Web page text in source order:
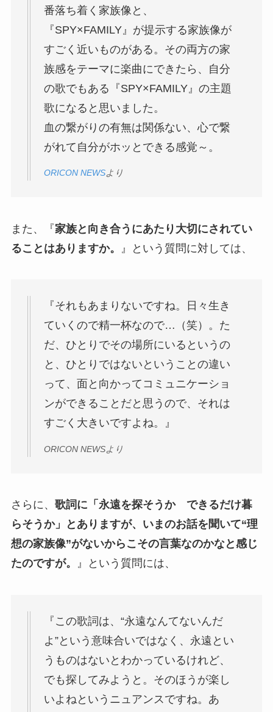
番落ち着く家族像と、
『SPY×FAMILY』が提示する家族像が
すごく近いものがある。その両方の家
族感をテーマに楽曲にできたら、自分
の歌でもある『SPY×FAMILY』の主題
歌になると思いました。
血の繋がりの有無は関係ない、心で繋
がれて自分がホッとできる感覚～。
ORICON NEWSより
また、『家族と向き合うにあたり大切にされてい
ることはありますか。
』という質問に対しては、
『それもあまりないですね。日々生き
ていくので精一杯なので…（笑）。た
だ、ひとりでその場所にいるというの
と、ひとりではないということの違い
って、面と向かってコミュニケーショ
ンができることだと思うので、それは
すごく大きいですよね。』
ORICON NEWSより
さらに、 歌詞に「永遠を探そうか できるだけ暮
らそうか」とありますが、いまのお話を聞いて“理
想の家族像”がないからこその言葉なのかなと感じ
たのですが。
』という質問には、
『この歌詞は、“永遠なんてないんだ
よ”という意味合いではなく、永遠とい
うものはないとわかっているけれど、
でも探してみようと。そのほうが楽し
いよねというニュアンスですね。あ